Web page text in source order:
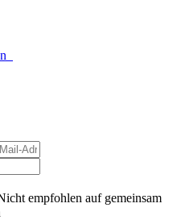
empfohlen auf gemeinsam